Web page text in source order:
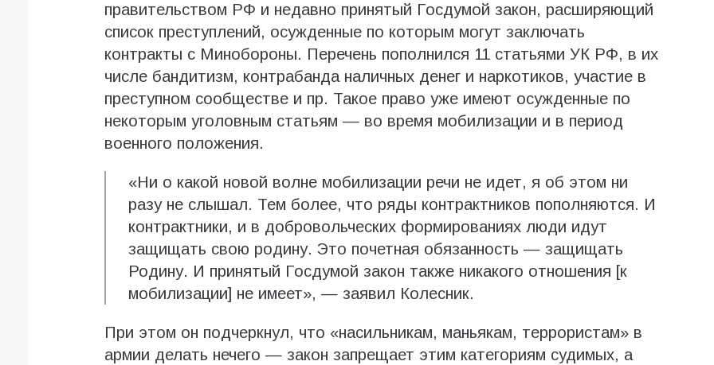
правительством РФ и недавно принятый Госдумой закон, расширяющий
список преступлений, осужденные по которым могут заключать
контракты с Минобороны. Перечень пополнился 11 статьями УК РФ, в их
числе бандитизм, контрабанда наличных денег и наркотиков, участие в
преступном сообществе и пр. Такое право уже имеют осужденные по
некоторым уголовным статьям — во время мобилизации и в период
военного положения.
«Ни о какой новой волне мобилизации речи не идет, я об этом ни
разу не слышал. Тем более, что ряды контрактников пополняются. И
контрактники, и в добровольческих формированиях люди идут
защищать свою родину. Это почетная обязанность — защищать
Родину. И принятый Госдумой закон также никакого отношения [к
мобилизации] не имеет», — заявил Колесник.
При этом он подчеркнул, что «насильникам, маньякам, террористам» в
армии делать нечего — закон запрещает этим категориям судимых, а